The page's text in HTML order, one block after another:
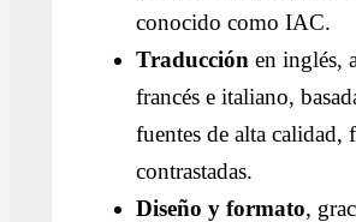
conocido como IAC.
Traducciónen inglés,
francés e italiano,
fuentes de alta calidad,
contrastadas.
Diseño y formato,